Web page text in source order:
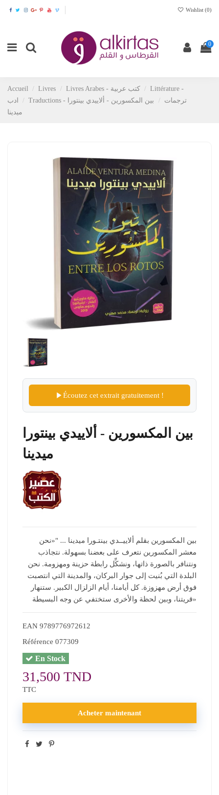
Wishlist (0)
0
Accueil Livres Livres Arabes - كتب عربية
Littérature -
ادب
Traductions - ترجمات
بين المكسورين - ألاييدي بينتورا
ميدينا
Écoutez cet extrait gratuitement !
بين المكسورين - ألاييدي بينتورا
ميدينا
بين المكسورين بقلم ألاييــدي بينتـورا ميدينا ... "«نحن
معشر المكسورين نتعرف على بعضنا بسهولة. نتجاذب
ونتنافر بالصورة ذاتها، ونشكِّل رابطة حزينة ومهزومة. نحن
البلدة التي بُنيت إلى جوار البركان، والمدينة التي انتصبت
فوق أرض مهزوزة. كل أيامنا، أيام الزلزال الكبير. ستنهار
قريتنا، وبين لحظة والأخرى ستختفي عن وجه البسيطة»
EAN 9789776972612
Référence 077309
En Stock
31,500 TND
TTC
Acheter maintenant